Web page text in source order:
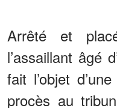
Arrêté et
l’assaillant âgé
fait l’objet
procès au